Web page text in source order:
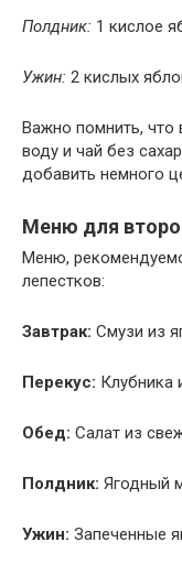
Полдник: 1 кислое
Ужин: 2 кислых
Важно помнить, что
воду и чай без
добавить немного
Меню для
Меню,
лепестков:
Завтрак: Смузи из
Перекус: Клубника
Обед: Салат из
Полдник: Ягодный
Ужин: Запеченные